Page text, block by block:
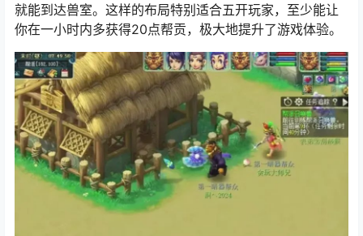
就能到达兽室。这样的布局特别适合五开玩家，至少能让
你在一小时内多获得20点帮贡，极大地提升了游戏体验。